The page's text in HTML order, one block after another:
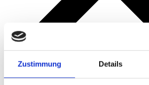
Zustimmung Details